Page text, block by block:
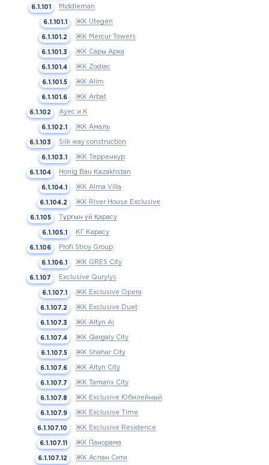
Middleman
ЖК Utegen
ЖК Mercur Towers
ЖК Сары Арка
ЖК Zodiac
ЖК Alim
ЖК Arbat
Ауес и К
ЖК Амаль
Silk way construction
ЖК Терренкур
Honig Bau Kazakhstan
ЖК Alma Villa
ЖК River House Exclusive
Тұрғын үй Қарасу
КГ Карасу
Profi Stroy Group
ЖК GRES City
Exclusive Qurylys
ЖК Exclusive Opera
ЖК Exclusive Duet
ЖК Altyn Ai
ЖК Qargaly City
ЖК Shahar City
ЖК Altyn City
ЖК Tamarix City
ЖК Exclusive Юбилейный
ЖК Exclusive Time
ЖК Exclusive Residence
ЖК Панорама
ЖК Аспан Сити